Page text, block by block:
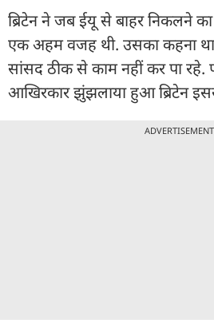
ब्रिटेन ने जब ईयू से बाहर निकलने
एक अहम वजह थी. उसका कहना
सांसद ठीक से काम नहीं कर पा रहे.
आखिरकार झुंझलाया हुआ ब्रिटेन
ADVERTISEMENT